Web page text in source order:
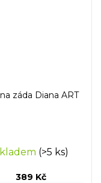
záda Diana ART
(>5 ks)
389 Kč